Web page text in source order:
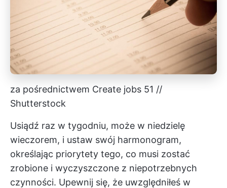
za pośrednictwem Create jobs 51 //
Shutterstock
Usiądź raz w tygodniu, może w niedzielę
wieczorem, i ustaw swój harmonogram,
określając priorytety tego, co musi zostać
zrobione i wyczyszczone z niepotrzebnych
czynności. Upewnij się, że uwzględniłeś w